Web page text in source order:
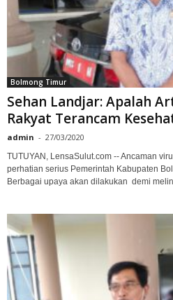
Bolmong Timur
Sehan Landjar: Apalah
Rakyat Terancam
admin - 27/03/2020
TUTUYAN, LensaSulut.com -- Ancaman
perhatian serius Pemerintah Kabupaten
Berbagai upaya akan dilakukan demi